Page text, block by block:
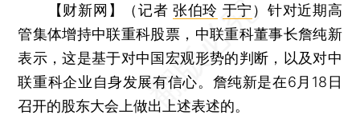
【财新网】（记者张伯玲 于宁 ） 针对近期高
管集体增持中联重科股票，中联重科董事长詹纯新
表示，这是基于对中国宏观形势的判断，以及对中
联重科企业自身发展有信心。詹纯新是在6月18日
召开的股东大会上做出上述表述的。